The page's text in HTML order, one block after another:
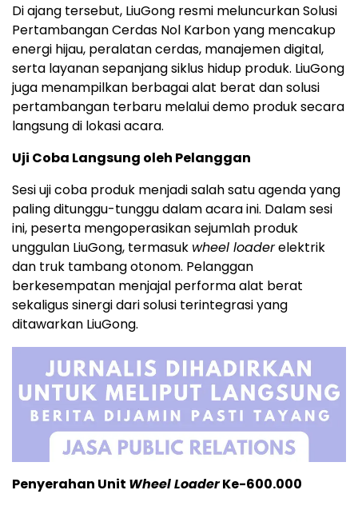
Di ajang tersebut, LiuGong resmi meluncurkan Solusi
Pertambangan Cerdas Nol Karbon yang mencakup
energi hijau, peralatan cerdas, manajemen digital,
serta layanan sepanjang siklus hidup produk. LiuGong
juga menampilkan berbagai alat berat dan solusi
pertambangan terbaru melalui demo produk secara
langsung di lokasi acara.
Uji Coba Langsung oleh Pelanggan
Sesi uji coba produk menjadi salah satu agenda yang
paling ditunggu-tunggu dalam acara ini. Dalam sesi
ini, peserta mengoperasikan sejumlah produk
unggulan LiuGong, termasuk wheel loaderelektrik
dan truk tambang otonom. Pelanggan
berkesempatan menjajal performa alat berat
sekaligus sinergi dari solusi terintegrasi yang
ditawarkan LiuGong.
Penyerahan Unit Wheel LoaderKe-600.000